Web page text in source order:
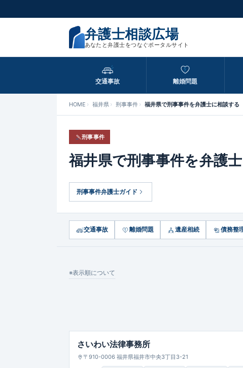
弁護士相談広場
あなたと弁護士をつなぐポータルサイト
交通事故 離婚問題
HOME 福井県 刑事事件 福井県で刑事事件を弁護士に相談する
刑事事件
福井県で刑事事件を弁護
刑事事件弁護士ガイド
交通事故 離婚問題 遺産相続 債務整
※表示順について
さいわい法律事務所
〒910-0006 福井県福井市中央3丁目3-21